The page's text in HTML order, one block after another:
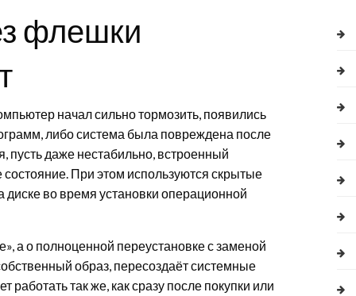
флешки
начал сильно тормозить, появились
либо система была повреждена после
пусть даже нестабильно, встроенный
При этом используются скрытые
во время установки операционной
а о полноценной переустановке с заменой
образ, пересоздаёт системные
так же, как сразу после покупки или